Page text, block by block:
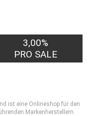
3,00%
PRO SALE
ist eine Onlineshop für den
Markenherstellern.